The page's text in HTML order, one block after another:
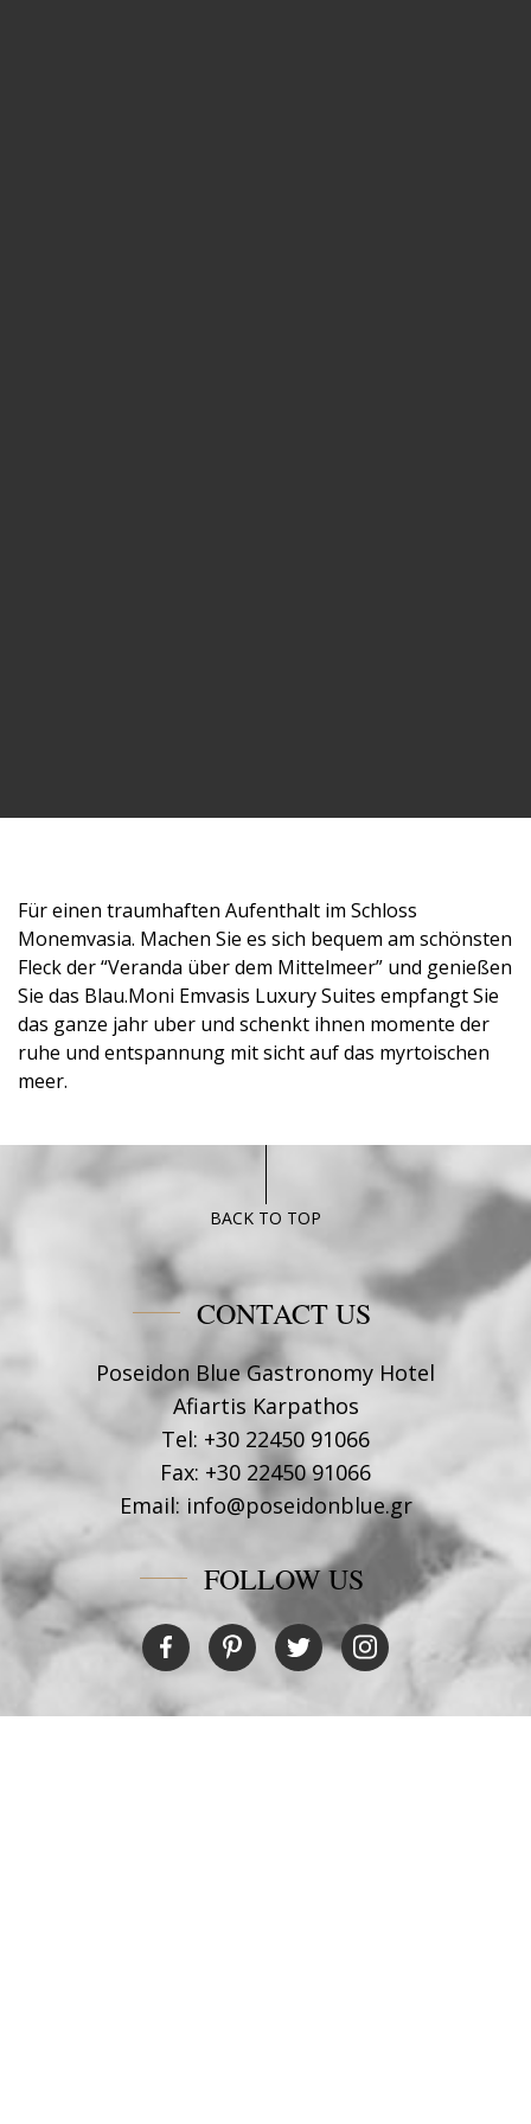
Für einen traumhaften Aufenthalt im Schloss
Monemvasia. Machen Sie es sich bequem am schönsten
Fleck der “Veranda über dem Mittelmeer” und genießen
Sie das Blau.Moni Emvasis Luxury Suites empfangt Sie
das ganze jahr uber und schenkt ihnen momente der
ruhe und entspannung mit sicht auf das myrtoischen
meer.
BACK TO TOP
CONTACT US
Poseidon Blue Gastronomy Hotel
Afiartis Karpathos
Tel: +30 22450 91066
Fax: +30 22450 91066
Email: info@poseidonblue.gr
FOLLOW US
RESTAURANT